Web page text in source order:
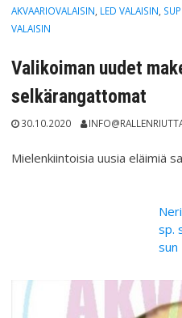
AKVAARIOVALAISIN LED VALAISIN
VALAISIN
Valikoiman uudet
selkärangattomat
30.10.2020
Mielenkiintoisia uusia eläimiä
sp.
sun